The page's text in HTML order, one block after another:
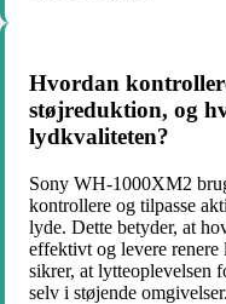
Hvordan
støjreduktion, og
lydkvaliteten?
Sony WH-1000XM2
kontrollere og tilpasse
lyde. Dette betyder, at
effektivt og levere
sikrer, at lytteoplevelsen
selv i støjende omgivelser.